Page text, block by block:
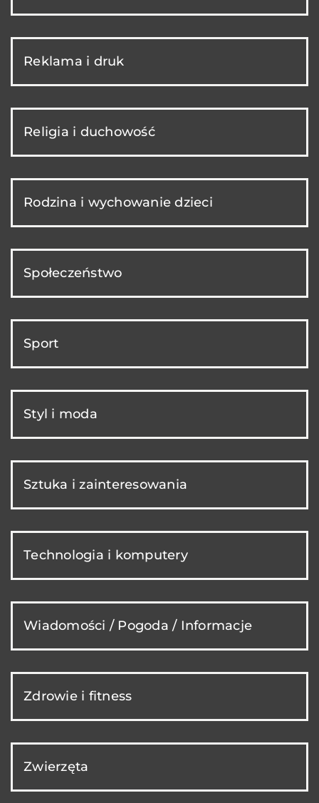
Reklama i druk
Religia i duchowość
Rodzina i wychowanie dzieci
Społeczeństwo
Sport
Styl i moda
Sztuka i zainteresowania
Technologia i komputery
Wiadomości / Pogoda / Informacje
Zdrowie i fitness
Zwierzęta